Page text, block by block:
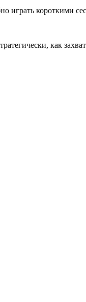
играть короткими
как